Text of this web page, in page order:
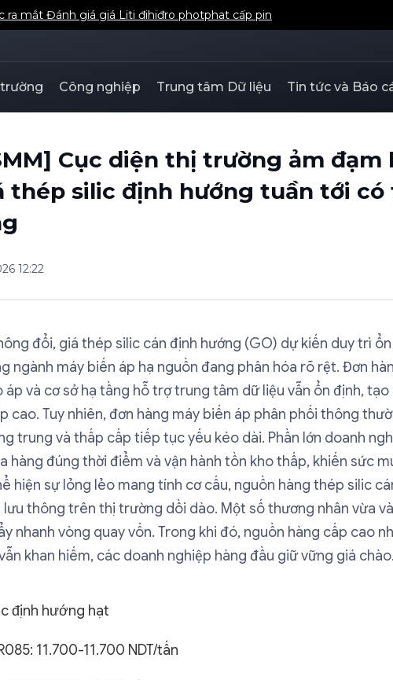
ra mắt Đánh giá giá Liti đihiđro photphat cấp pin
Công nghiệp Trung tâm Dữ liệu Tin tức và Báo
Cục diện thị trường ảm đạm
thép silic định hướng tuần tới có
12:22
đổi, giá thép silic cán định hướng (GO) dự kiến duy trì
ngành máy biến áp hạ nguồn đang phân hóa rõ rệt. Đơn
áp và cơ sở hạ tầng hỗ trợ trung tâm dữ liệu vẫn ổn định,
cao. Tuy nhiên, đơn hàng máy biến áp phân phối thông
trung và thấp cấp tiếp tục yếu kéo dài. Phần lớn doanh
hàng đúng thời điểm và vận hành tồn kho thấp, khiến sức
hiện sự lỏng lẻo mang tính cơ cấu, nguồn hàng thép silic
thông trên thị trường dồi dào. Một số thương nhân vừa
nhanh vòng quay vốn. Trong khi đó, nguồn hàng cấp cao
khan hiếm, các doanh nghiệp hàng đầu giữ vững giá chào.
định hướng hạt
11.700-11.700 NDT/tấn